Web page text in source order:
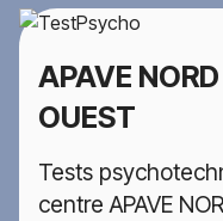
APAVE NORD
OUEST
Tests
centre APAVE